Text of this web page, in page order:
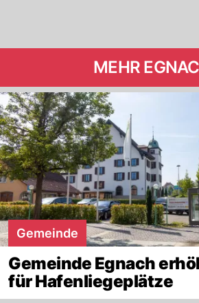
MEHR
Gemeinde
Gemeinde Egnach
für Hafenliegeplätze